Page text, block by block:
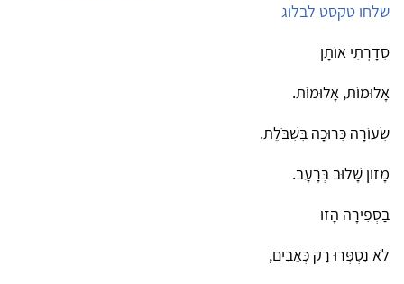
שלחו טקסט לבלוג
סִדָרְתִי אוֹתָן
אָלוּמוֹת, אָלוּמוֹת.
שְׂעוֹרָה כְּרוּכָה בְּשִׁבֹּלֶת.
מָזוֹן שָׁלוּב בְּרָעָב.
בַּסְּפִירָה הָזוּ
לֹא נִסְפְּרוּ רַק כְּאֵבִים,